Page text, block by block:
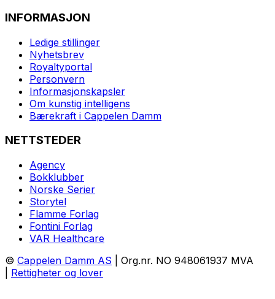
INFORMASJON
Ledige stillinger
Nyhetsbrev
Royaltyportal
Personvern
Informasjonskapsler
Om kunstig intelligens
Bærekraft i Cappelen Damm
NETTSTEDER
Agency
Bokklubber
Norske Serier
Storytel
Flamme Forlag
Fontini Forlag
VAR Healthcare
© Cappelen Damm AS | Org.nr. NO 948061937 MVA
Rettigheter og lover